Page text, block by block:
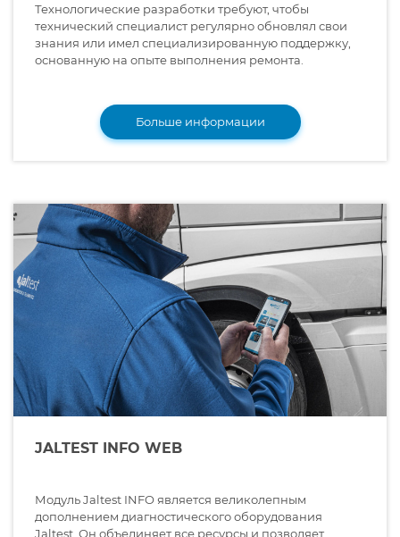
Технологические разработки требуют, чтобы
технический специалист регулярно обновлял свои
знания или имел специализированную поддержку,
основанную на опыте выполнения ремонта.
Больше информации
JALTEST INFO WEB
Модуль Jaltest INFO является великолепным
дополнением диагностического оборудования
Jaltest. Он объединяет все ресурсы и позволяет